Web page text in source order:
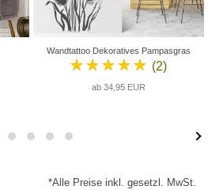
Wandtattoo Dekoratives Pampasgras
★★★★★ (2)
ab 34,95 EUR
*Alle Preise inkl. gesetzl. MwSt.